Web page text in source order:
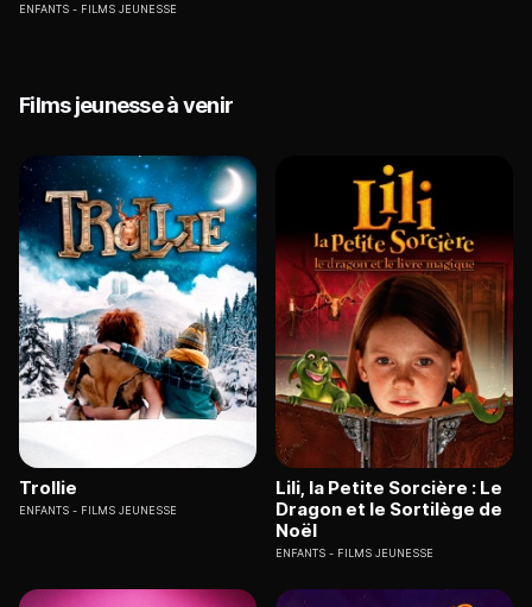
ENFANTS FILMS JEUNESSE
Films jeunesse à venir
Trollie
ENFANTS FILMS JEUNESSE
Lili, la Petite Sorcière : Le
Dragon et le Sortilège de
Noël
ENFANTS FILMS JEUNESSE